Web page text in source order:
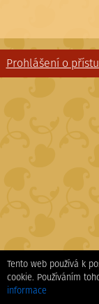
Prohlášení o
Tento web používá k
cookie. Používáním
informace